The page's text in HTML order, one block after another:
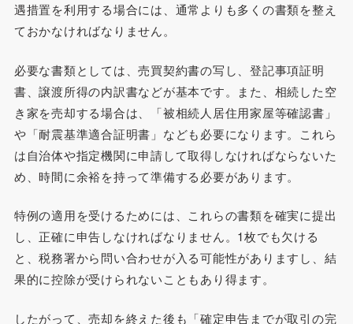
遇措置を利用する場合には、通常よりも多くの書類を整え
ておかなければなりません。
必要な書類としては、売買契約書の写し、登記事項証明
書、譲渡所得の内訳書などが基本です。また、相続した空
き家を売却する場合は、「被相続人居住用家屋等確認書」
や「耐震基準適合証明書」なども必要になります。これら
は自治体や指定機関に申請して取得しなければならないた
め、時間に余裕を持って準備する必要があります。
特例の適用を受けるためには、これらの書類を確実に提出
し、正確に申告しなければなりません。1枚でも欠ける
と、税務署から問い合わせが入る可能性がありますし、結
果的に控除が受けられないこともあり得ます。
したがって、売却を終えた後も「確定申告までが取引の完